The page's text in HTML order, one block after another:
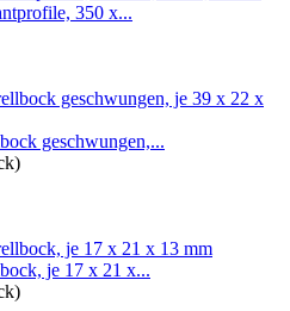
350 x...
geschwungen,...
je 17 x 21 x...